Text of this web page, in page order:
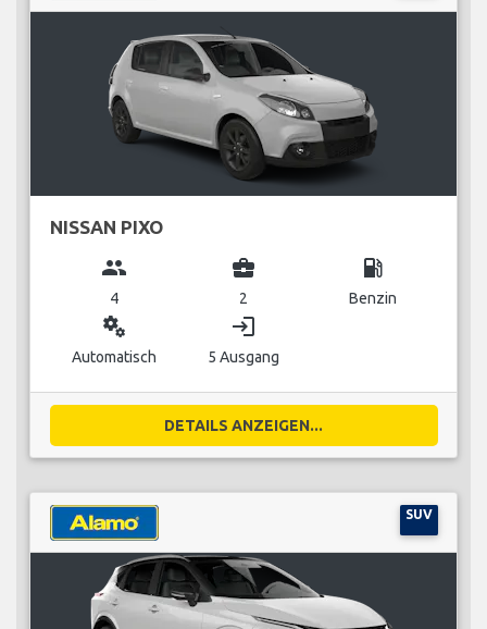
NISSAN PIXO
group
4
business_center
2
local_gas_station
Benzin
miscellaneous_services
Automatisch
login
5 Ausgang
DETAILS ANZEIGEN...
SUV